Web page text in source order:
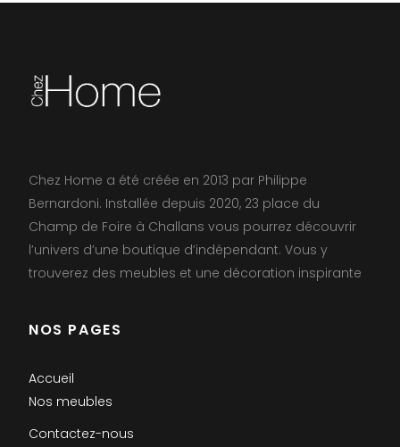
Chez Home a été créée en 2013 par Philippe
Bernardoni. Installée depuis 2020, 23 place du
Champ de Foire à Challans vous pourrez découvrir
l’univers d’une boutique d’indépendant. Vous y
trouverez des meubles et une décoration inspirante
NOS PAGES
Accueil
Nos meubles
Contactez-nous